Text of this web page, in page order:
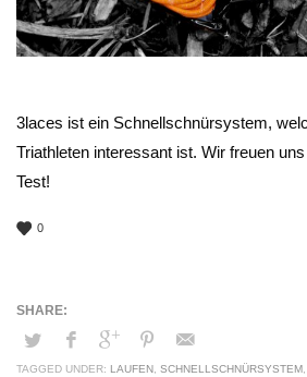
3laces ist ein Schnellschnürsystem,
Triathleten interessant ist. Wir freuen
Test!
0
TAGGED UNDER: LAUFEN, SCHNELLSCHNÜRSYSTEM,